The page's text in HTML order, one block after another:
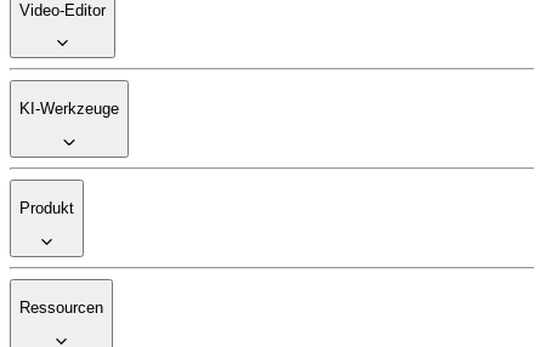
Video-Editor
KI-Werkzeuge
Produkt
Ressourcen